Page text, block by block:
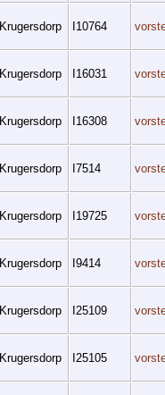
Krugersdorp I10764
Krugersdorp I16031
Krugersdorp I16308
Krugersdorp I7514
Krugersdorp I19725
Krugersdorp I9414
Krugersdorp I25109
Krugersdorp I25105